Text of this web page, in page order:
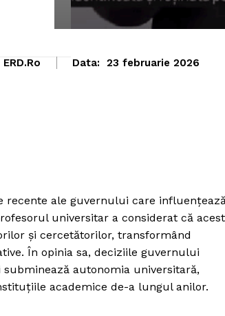
Data: 23 februarie 2026
recente ale guvernului care
universitar a considerat că
și cercetătorilor, transformând
În opinia sa, deciziile guvernului
autonomia universitară,
academice de-a lungul anilor.